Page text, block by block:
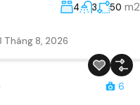
4 3 50 m2
Tháng 8, 2026
6